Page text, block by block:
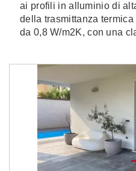
ai profili in alluminio di
della trasmittanza
da 0,8 W/m2K, con una